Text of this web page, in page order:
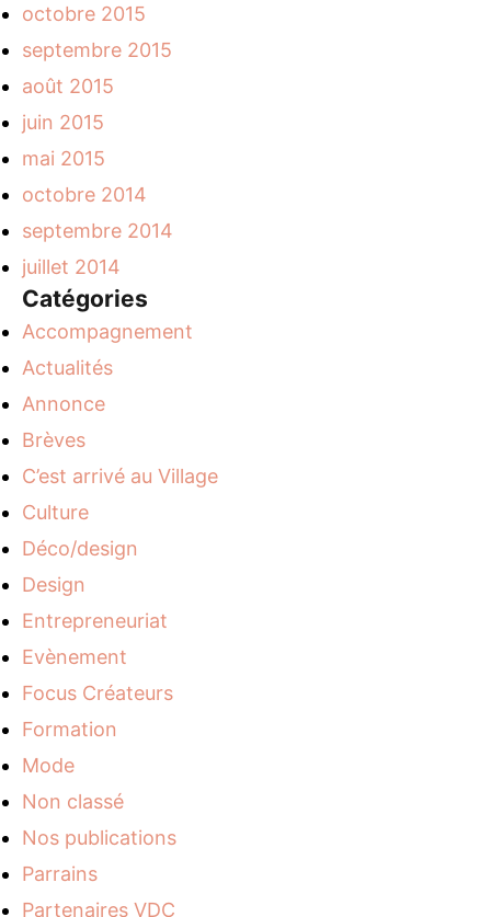
octobre 2015
septembre 2015
août 2015
juin 2015
mai 2015
octobre 2014
septembre 2014
juillet 2014
Catégories
Accompagnement
Actualités
Annonce
Brèves
C’est arrivé au Village
Culture
Déco/design
Design
Entrepreneuriat
Evènement
Focus Créateurs
Formation
Mode
Non classé
Nos publications
Parrains
Partenaires VDC